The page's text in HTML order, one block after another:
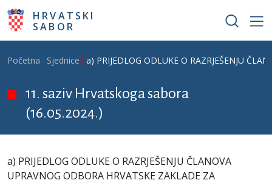
Skoči na glavni sadržaj
HRVATSKI
SABOR
Breadcrumb
Početna Sjednice a) PRIJEDLOG ODLUKE O RAZRJEŠENJU
11. saziv Hrvatskoga sabora
(16.05.2024.)
a) PRIJEDLOG ODLUKE O RAZRJEŠENJU ČLANOVA
UPRAVNOG ODBORA HRVATSKE ZAKLADE ZA